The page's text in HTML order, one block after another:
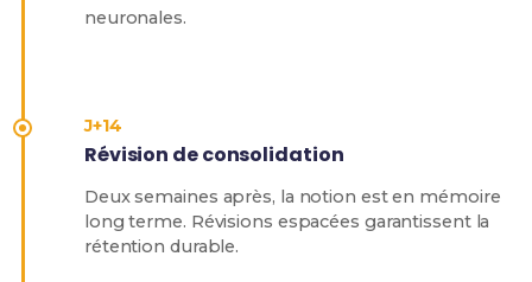
neuronales.
J+14
Révision de consolidation
Deux semaines après, la notion est en mémoire
long terme. Révisions espacées garantissent la
rétention durable.